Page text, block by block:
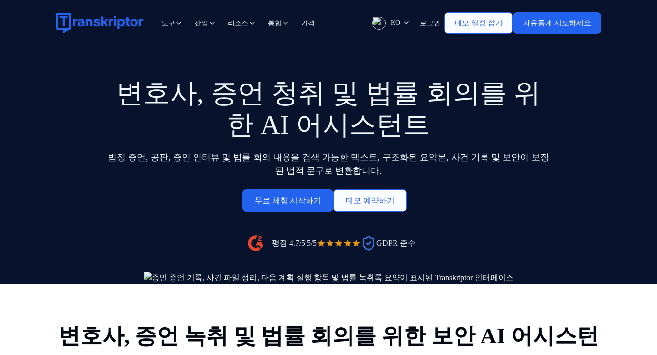
도구 산업 리소스 통합 가격 KO 로그인 데모 일정 잡기 자유롭게 시도하세요
변호사, 증언 청취 및 법률 회의를 위
한 AI 어시스턴트
법정 증언, 공판, 증인 인터뷰 및 법률 회의 내용을 검색 가능한 텍스트, 구조화된 요약본, 사건 기록 및 보안이 보장
된 법적 문구로 변환합니다.
무료 체험 시작하기 데모 예약하기
평점 4.7/5 5/5 GDPR 준수
변호사, 증언 녹취 및 법률 회의를 위한 보안 AI 어시스턴